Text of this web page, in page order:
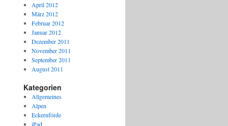
April 2012
März 2012
Februar 2012
Januar 2012
Dezember 2011
November 2011
September 2011
August 2011
Kategorien
Allgemeines
Alpen
Eckernförde
iPad